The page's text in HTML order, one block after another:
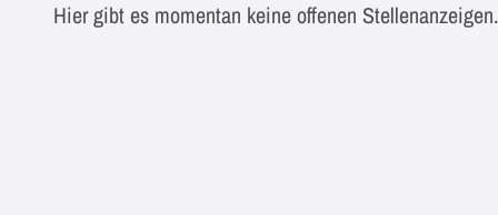
Hier gibt es momentan keine offenen Stellenanzeigen.